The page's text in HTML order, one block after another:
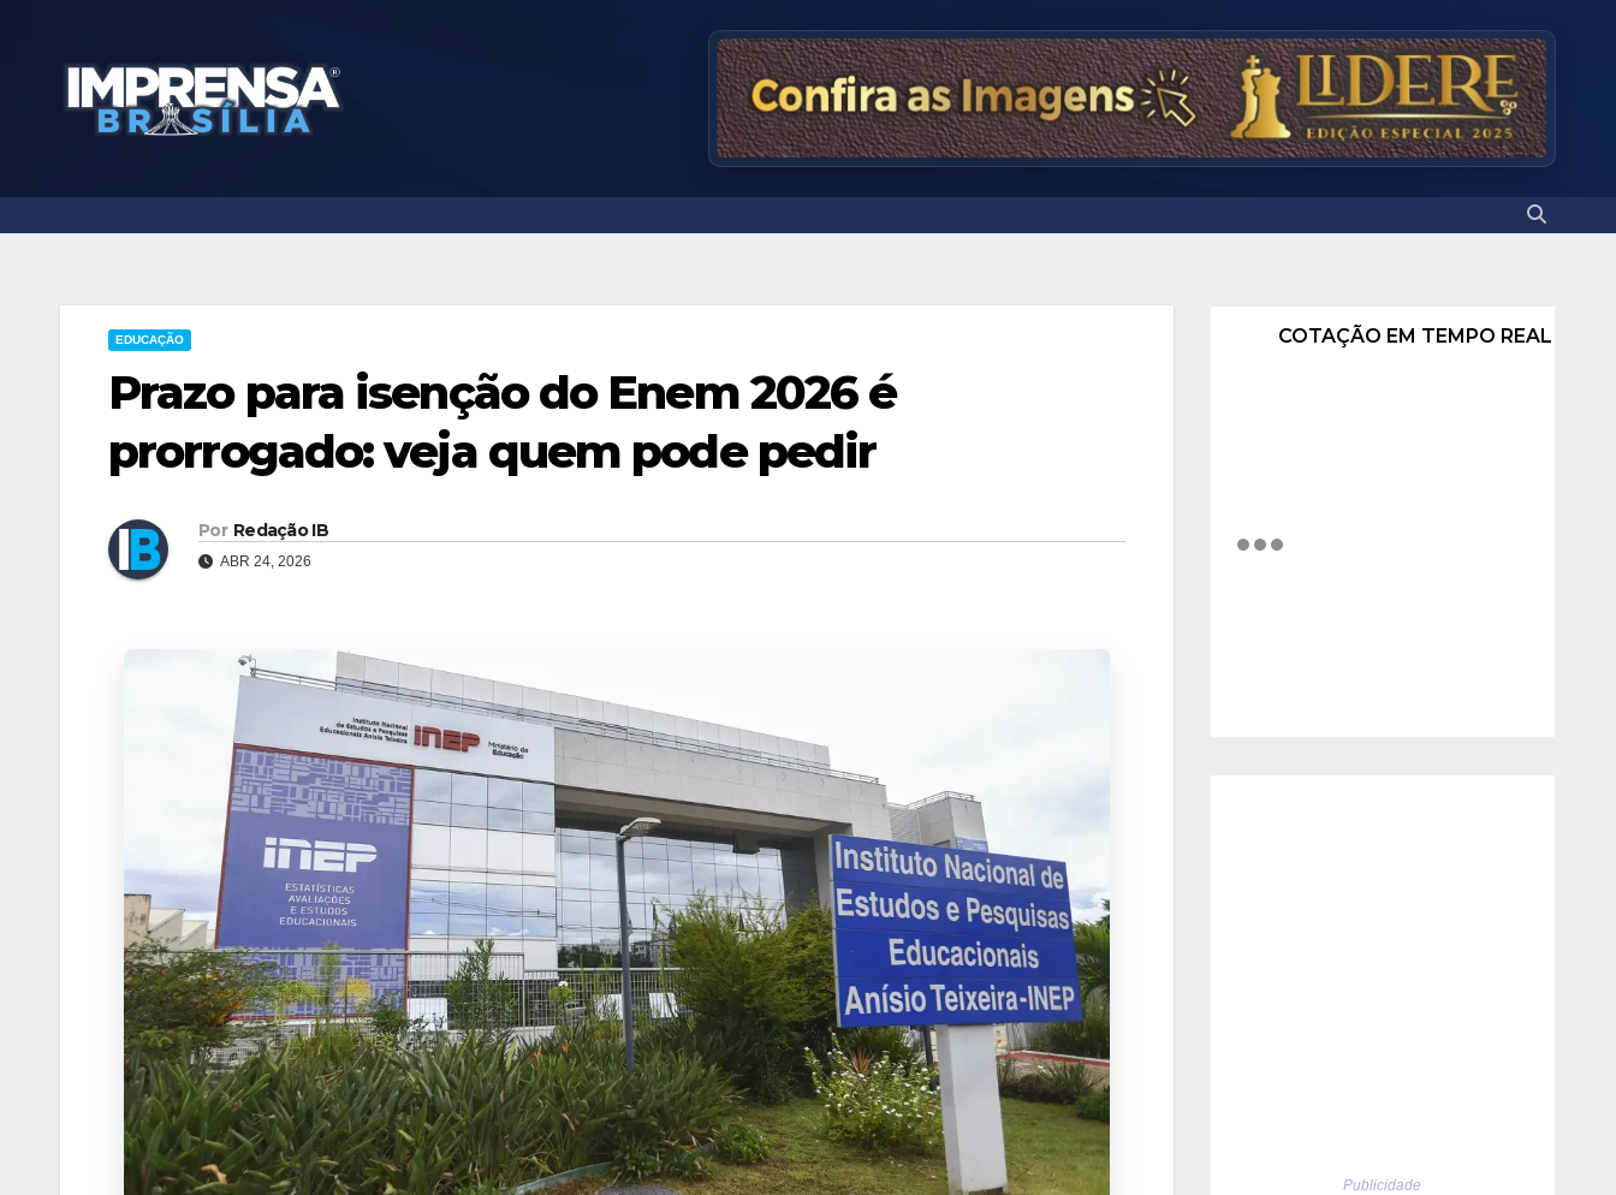
EDUCAÇÃO
Prazo para isenção do Enem 2026 é
prorrogado: veja quem pode pedir
Por Redação IB
ABR 24, 2026
COTAÇÃO EM TEMPO REAL
Publicidade